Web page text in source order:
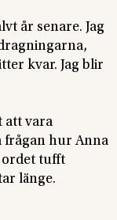
år senare. Jag
kvar. Jag blir
att vara
frågan hur Anna
ordet tufft
länge.